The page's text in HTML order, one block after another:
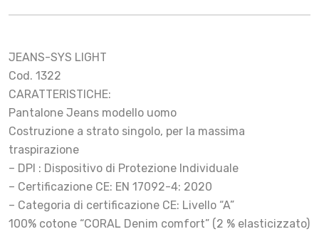
JEANS-SYS LIGHT
Cod. 1322
CARATTERISTICHE:
Pantalone Jeans modello uomo
Costruzione a strato singolo, per la massima
traspirazione
– DPI : Dispositivo di Protezione Individuale
– Certificazione CE: EN 17092-4: 2020
– Categoria di certificazione CE: Livello “A”
100% cotone “CORAL Denim comfort” (2 % elasticizzato)